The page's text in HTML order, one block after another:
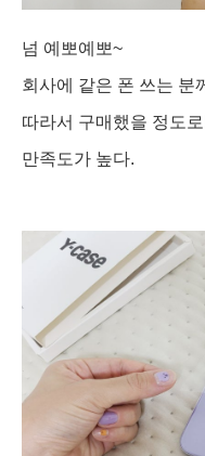
넘 예뽀예뽀~
회사에 같은 폰 쓰는 분
따라서 구매했을 정도
만족도가 높다.